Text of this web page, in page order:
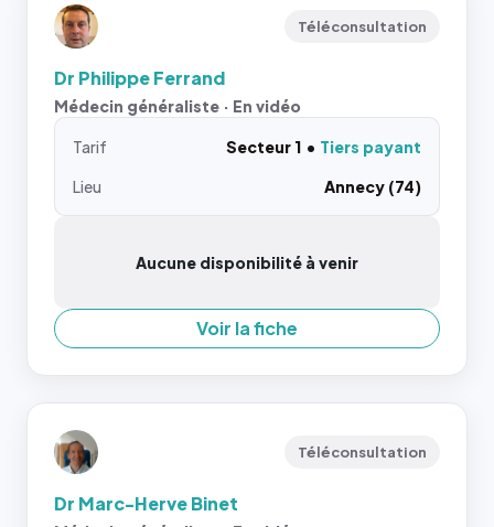
Téléconsultation
Dr Philippe Ferrand
Médecin généraliste · En vidéo
Tarif Secteur 1
Tiers payant
Lieu
Annecy (74)
Aucune disponibilité à venir
Voir la fiche
Téléconsultation
Dr Marc-Herve Binet